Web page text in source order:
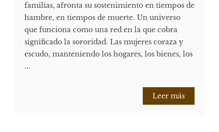
familias, afronta su sostenimiento en tiempos de
hambre, en tiempos de muerte. Un universo
que funciona como una red en la que cobra
significado la sororidad. Las mujeres coraza y
escudo, manteniendo los hogares, los bienes, los
...
Leer más